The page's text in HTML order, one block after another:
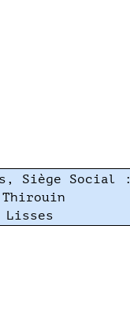
Siège Social :
Lisses